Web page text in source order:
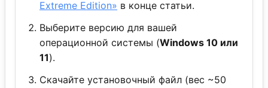
Extreme Edition» в конце статьи.
Выберите версию для вашей
операционной системы (Windows 10 или
11).
Скачайте установочный файл (вес ~50